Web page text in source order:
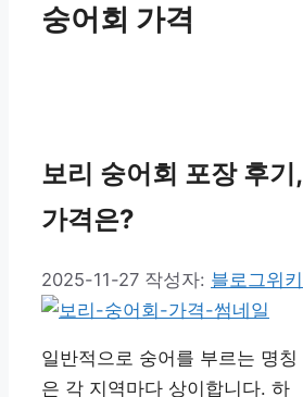
숭어회 가격
보리 숭어회 포장 후기,
가격은?
2025-11-27 작성자: 블로그위키
일반적으로 숭어를 부르는 명칭
은 각 지역마다 상이합니다. 하